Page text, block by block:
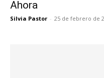
Ahora
Silvia Pastor - 25 de febrero de